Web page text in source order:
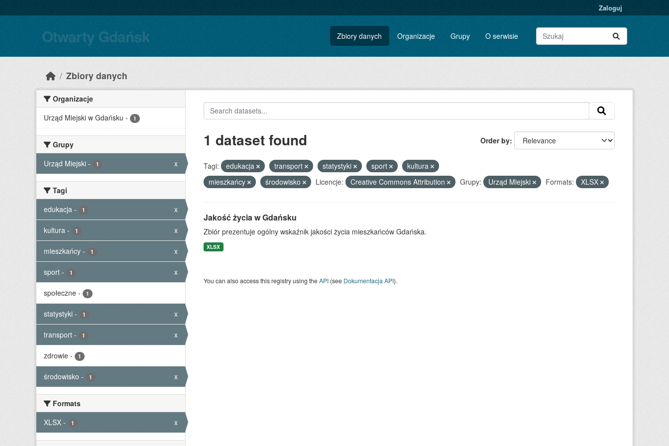
Zaloguj
Otwarty Gdańsk Zbiory danych Organizacje Grupy O serwisie
Zbiory danych
Organizacje
Urząd Miejski w Gdańsku - 1
Grupy
Urząd Miejski - 1 x
Tagi
edukacja - 1 x
kultura - 1 x
mieszkańcy - 1 x
sport - 1 x
społeczne - 1
statystyki - 1 x
transport - 1 x
zdrowie - 1
środowisko - 1 x
Formats
XLSX - 1 x
Order by
1 dataset found
Tagi: edukacja transport statystyki sport
kultura
mieszkańcy
środowisko Licencje: Creative Commons Attribution Grupy: Urząd Miejski Formats: XLSX
Jakość życia w Gdańsku
Zbiór prezentuje ogólny wskaźnik jakości życia mieszkańców Gdańska.
XLSX
You can also access this registry using theAPI(see Dokumentacja API).